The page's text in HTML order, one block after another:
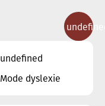
CONTACT
undefined
Mode dyslexie